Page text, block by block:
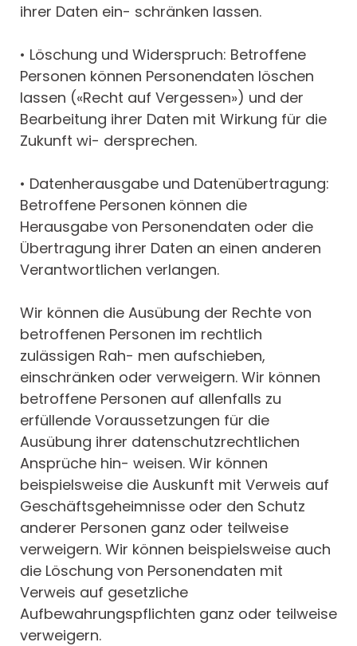
ihrer Daten ein- schränken lassen.
• Löschung und Widerspruch: Betroffene
Personen können Personendaten löschen
lassen («Recht auf Vergessen») und der
Bearbeitung ihrer Daten mit Wirkung für die
Zukunft wi- dersprechen.
• Datenherausgabe und Datenübertragung:
Betroffene Personen können die
Herausgabe von Personendaten oder die
Übertragung ihrer Daten an einen anderen
Verantwortlichen verlangen.
Wir können die Ausübung der Rechte von
betroffenen Personen im rechtlich
zulässigen Rah- men aufschieben,
einschränken oder verweigern. Wir können
betroffene Personen auf allenfalls zu
erfüllende Voraussetzungen für die
Ausübung ihrer datenschutzrechtlichen
Ansprüche hin- weisen. Wir können
beispielsweise die Auskunft mit Verweis auf
Geschäftsgeheimnisse oder den Schutz
anderer Personen ganz oder teilweise
verweigern. Wir können beispielsweise auch
die Löschung von Personendaten mit
Verweis auf gesetzliche
Aufbewahrungspflichten ganz oder teilweise
verweigern.